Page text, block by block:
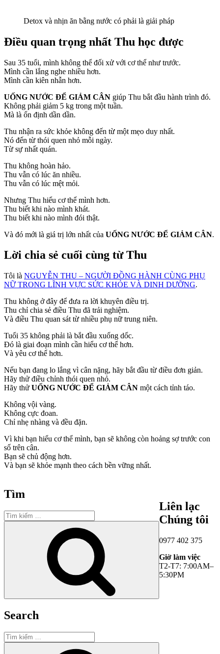
Detox và nhịn ăn bằng nước có phải là giải pháp
Điều quan trọng nhất Thu học được
Sau 35 tuổi, mình không thể đối xử với cơ thể như trước.
Mình cần lắng nghe nhiều hơn.
Mình cần kiên nhẫn hơn.
UỐNG NƯỚC ĐỂ GIẢM CÂN giúp Thu bắt đầu hành trình đó.
Không phải giảm 5 kg trong một tuần.
Mà là ổn định dần dần.
Thu nhận ra sức khỏe không đến từ một mẹo duy nhất.
Nó đến từ thói quen nhỏ mỗi ngày.
Từ sự nhất quán.
Thu không hoàn hảo.
Thu vẫn có lúc ăn nhiều.
Thu vẫn có lúc mệt mỏi.
Nhưng Thu hiểu cơ thể mình hơn.
Thu biết khi nào mình khát.
Thu biết khi nào mình đói thật.
Và đó mới là giá trị lớn nhất của UỐNG NƯỚC ĐỂ GIẢM CÂN.
Lời chia sẻ cuối cùng từ Thu
Tôi là NGUYỄN THU – NGƯỜI ĐỒNG HÀNH CÙNG PHỤ
NỮ TRONG LĨNH VỰC SỨC KHỎE VÀ DINH DƯỠNG.
Thu không ở đây để đưa ra lời khuyên điều trị.
Thu chỉ chia sẻ điều Thu đã trải nghiệm.
Và điều Thu quan sát từ nhiều phụ nữ trung niên.
Tuổi 35 không phải là bắt đầu xuống dốc.
Đó là giai đoạn mình cần hiểu cơ thể hơn.
Và yêu cơ thể hơn.
Nếu bạn đang lo lắng vì cân nặng, hãy bắt đầu từ điều đơn giản.
Hãy thử điều chỉnh thói quen nhỏ.
Hãy thử UỐNG NƯỚC ĐỂ GIẢM CÂN một cách tỉnh táo.
Không vội vàng.
Không cực đoan.
Chỉ nhẹ nhàng và đều đặn.
Vì khi bạn hiểu cơ thể mình, bạn sẽ không còn hoảng sợ trước con
số trên cân.
Bạn sẽ chủ động hơn.
Và bạn sẽ khỏe mạnh theo cách bền vững nhất.
Tìm
Tìm
kiếm:
Tìm
Liên lạc
Chúng tôi
0977 402 375
Giờ làm việc
T2-T7: 7:00AM–
5:30PM
Search
Tìm
kiếm: